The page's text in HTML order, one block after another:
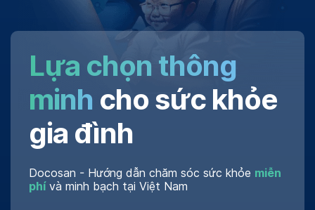
Lựa chọn thông
minh cho sức khỏe
gia đình
Docosan - Hướng dẫn chăm sóc sức khỏe miễn
phívà minh bạch tại Việt Nam